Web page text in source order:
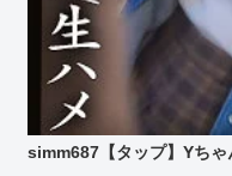
simm687【タップ】Yちゃ